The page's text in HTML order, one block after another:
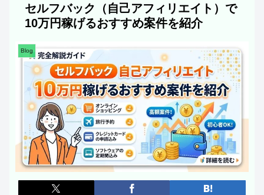
セルフバック（自己アフィリエイト）で
10万円稼げるおすすめ案件を紹介
Blog